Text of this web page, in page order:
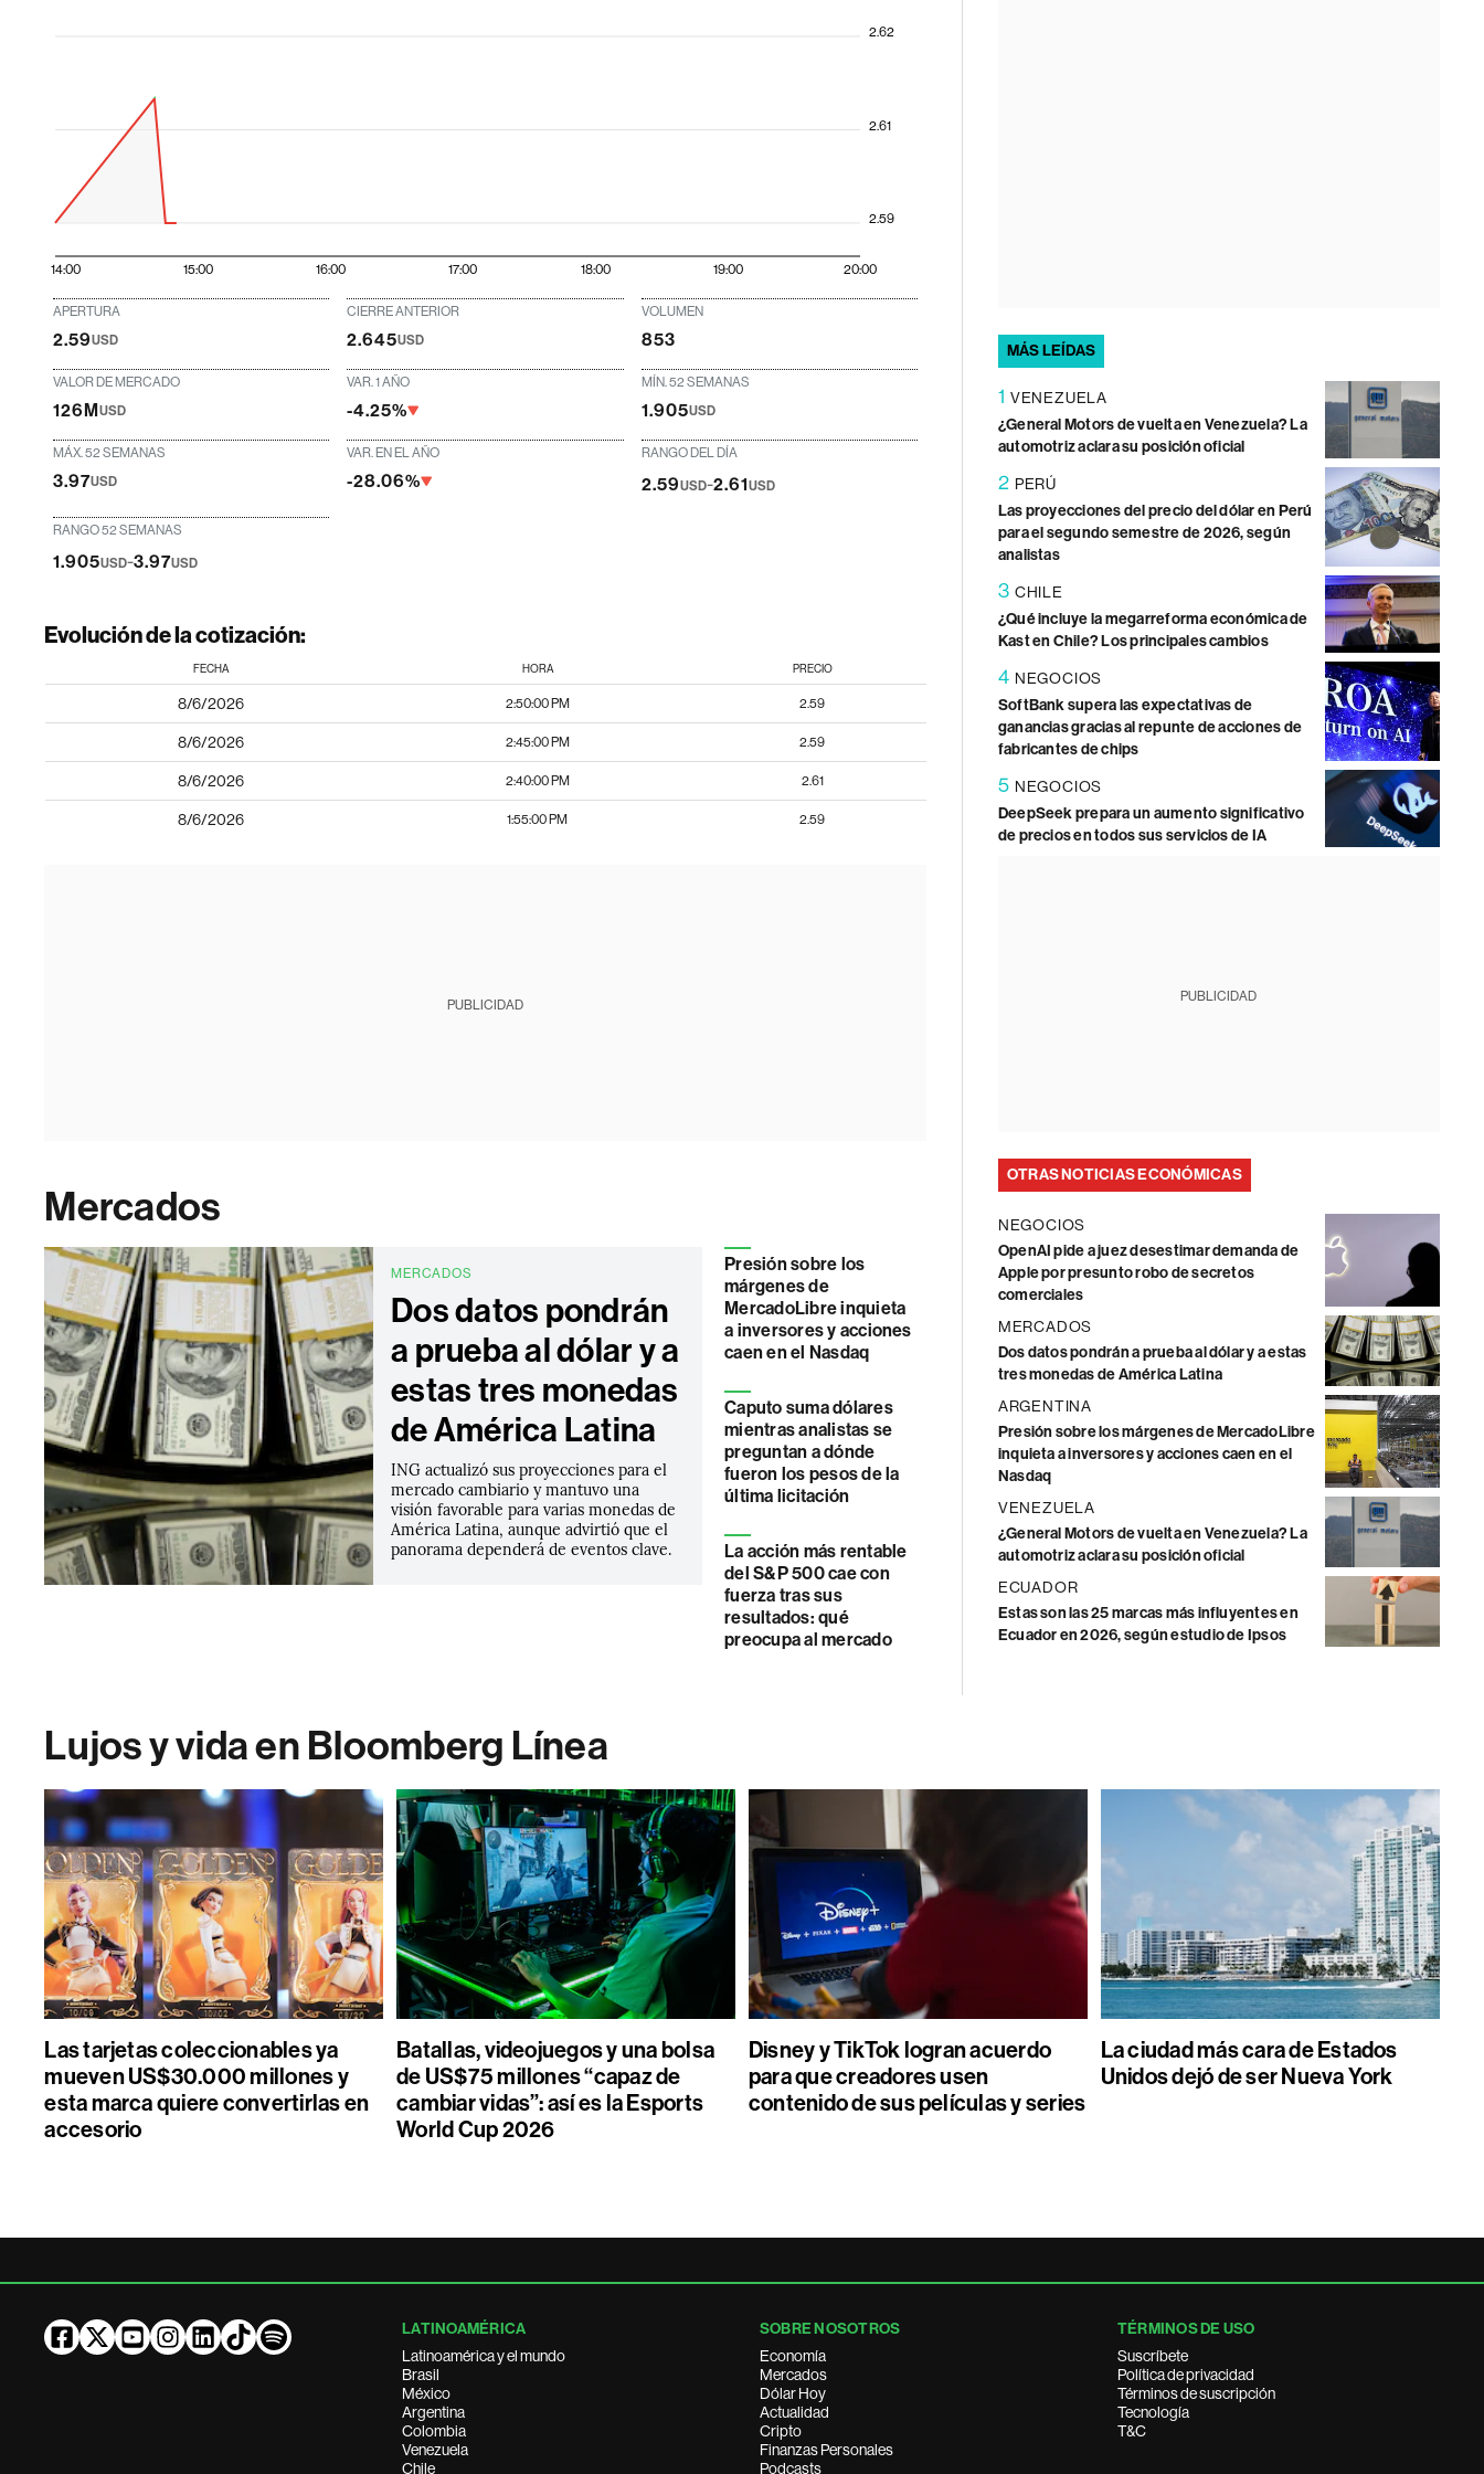
14:00 15:00 16:00 17:00 18:00 19:00 20:00
2.59
2.61
2.62
APERTURA
2.59USD
CIERRE ANTERIOR
2.645USD
VOLUMEN
853
VALOR DE MERCADO
126MUSD
VAR. 1 AÑO
-4.25%
MÍN. 52 SEMANAS
1.905USD
MÁX. 52 SEMANAS
3.97USD
VAR. EN EL AÑO
-28.06%
RANGO DEL DÍA
2.59USD-2.61USD
RANGO 52 SEMANAS
1.905USD-3.97USD
Evolución de la cotización:
FECHA HORA PRECIO
8/6/2026 2:50:00 PM 2.59
8/6/2026 2:45:00 PM 2.59
8/6/2026 2:40:00 PM 2.61
8/6/2026 1:55:00 PM 2.59
PUBLICIDAD
Mercados
MERCADOS
Dos datos pondrán
a prueba al dólar y a
estas tres monedas
de América Latina
ING actualizó sus proyecciones para el
mercado cambiario y mantuvo una
visión favorable para varias monedas de
América Latina, aunque advirtió que el
panorama dependerá de eventos clave.
Presión sobre los
márgenes de
MercadoLibre inquieta
a inversores y acciones
caen en el Nasdaq
Caputo suma dólares
mientras analistas se
preguntan a dónde
fueron los pesos de la
última licitación
La acción más rentable
del S&P 500 cae con
fuerza tras sus
resultados: qué
preocupa al mercado
MÁS LEÍDAS
1 VENEZUELA
¿General Motors de vuelta en Venezuela? La
automotriz aclara su posición oficial
2 PERÚ
Las proyecciones del precio del dólar en Perú
para el segundo semestre de 2026, según
analistas
3 CHILE
¿Qué incluye la megarreforma económica de
Kast en Chile? Los principales cambios
4 NEGOCIOS
SoftBank supera las expectativas de
ganancias gracias al repunte de acciones de
fabricantes de chips
5 NEGOCIOS
DeepSeek prepara un aumento significativo
de precios en todos sus servicios de IA
PUBLICIDAD
OTRAS NOTICIAS ECONÓMICAS
NEGOCIOS
OpenAI pide a juez desestimar demanda de
Apple por presunto robo de secretos
comerciales
MERCADOS
Dos datos pondrán a prueba al dólar y a estas
tres monedas de América Latina
ARGENTINA
Presión sobre los márgenes de MercadoLibre
inquieta a inversores y acciones caen en el
Nasdaq
VENEZUELA
¿General Motors de vuelta en Venezuela? La
automotriz aclara su posición oficial
ECUADOR
Estas son las 25 marcas más influyentes en
Ecuador en 2026, según estudio de Ipsos
Lujos y vida en Bloomberg Línea
Las tarjetas coleccionables ya
mueven US$30.000 millones y
esta marca quiere convertirlas en
accesorio
Batallas, videojuegos y una bolsa
de US$75 millones “capaz de
cambiar vidas”: así es la Esports
World Cup 2026
Disney y TikTok logran acuerdo
para que creadores usen
contenido de sus películas y series
La ciudad más cara de Estados
Unidos dejó de ser Nueva York
LATINOAMÉRICA
Latinoamérica y el mundo
Brasil
México
Argentina
Colombia
Venezuela
Chile
SOBRE NOSOTROS
Economía
Mercados
Dólar Hoy
Actualidad
Cripto
Finanzas Personales
Podcasts
TÉRMINOS DE USO
Suscríbete
Política de privacidad
Términos de suscripción
Tecnología
T&C